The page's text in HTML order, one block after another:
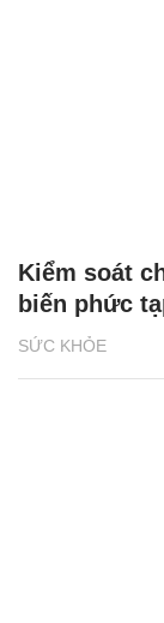
SỨC KHỎE
Kiểm soát
biến phức